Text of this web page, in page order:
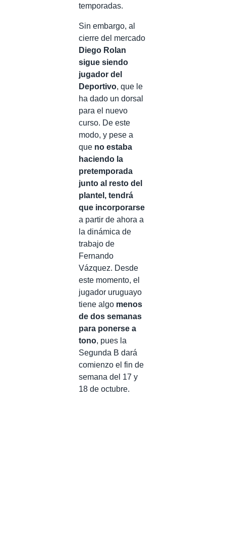
temporadas.
Sin embargo, al
cierre del mercado
Diego Rolan
sigue siendo
jugador del
Deportivo, que le
ha dado un dorsal
para el nuevo
curso. De este
modo, y pese a
que no estaba
haciendo la
pretemporada
junto al resto del
plantel, tendrá
que incorporarse
a partir de ahora a
la dinámica de
trabajo de
Fernando
Vázquez. Desde
este momento, el
jugador uruguayo
tiene algo menos
de dos semanas
para ponerse a
tono, pues la
Segunda B dará
comienzo el fin de
semana del 17 y
18 de octubre.